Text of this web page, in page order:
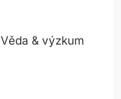
Věda & výzkum